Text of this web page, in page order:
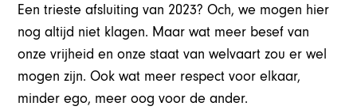
Een trieste afsluiting van 2023? Och, we mogen hier
nog altijd niet klagen. Maar wat meer besef van
onze vrijheid en onze staat van welvaart zou er wel
mogen zijn. Ook wat meer respect voor elkaar,
minder ego, meer oog voor de ander.